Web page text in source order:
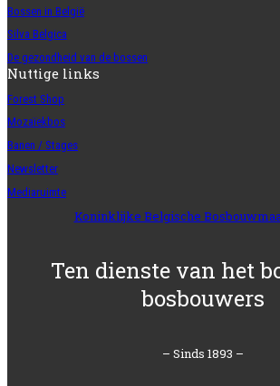
Bossen in België
Silva Belgica
De gezondheid van de bossen
Nuttige links
Forest Shop
Mozaïekbos
Banen / Stages
Newsletter
Mediaruimte
Koninklijke Belgische
Ten dienste van het
bosbouwers
– Sinds 1893 –